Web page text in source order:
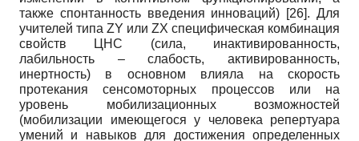
также спонтанность введения инноваций) [26]. Для
учителей типа ZY или ZX специфическая комбинация
свойств ЦНС (сила, инактивированность,
лабильность – слабость, активированность,
инертность) в основном влияла на скорость
протекания сенсомоторных процессов или на
уровень мобилизационных возможностей
(мобилизации имеющегося у человека репертуара
умений и навыков для достижения определенных